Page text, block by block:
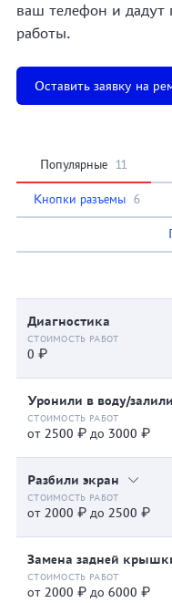
ваш телефон и
работы.
Оставить заявку на
Популярные 11
Кнопки разъемы 6
Диагностика
0 ₽
Уронили в воду/залили
от 2500 ₽ до 3000 ₽
Разбили экран
от 2000 ₽ до 2500 ₽
Замена задней
от 2000 ₽ до 6000 ₽